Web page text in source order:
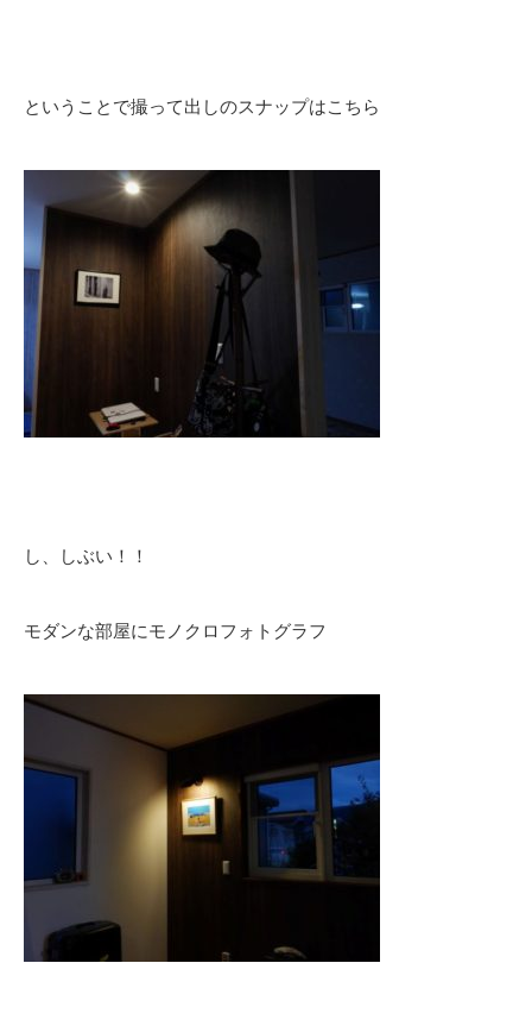
ということで撮って出しのスナップはこちら
し、しぶい！！
モダンな部屋にモノクロフォトグラフ